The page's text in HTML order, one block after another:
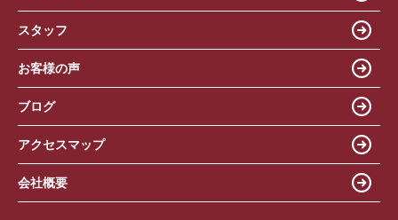
スタッフ
お客様の声
ブログ
アクセスマップ
会社概要